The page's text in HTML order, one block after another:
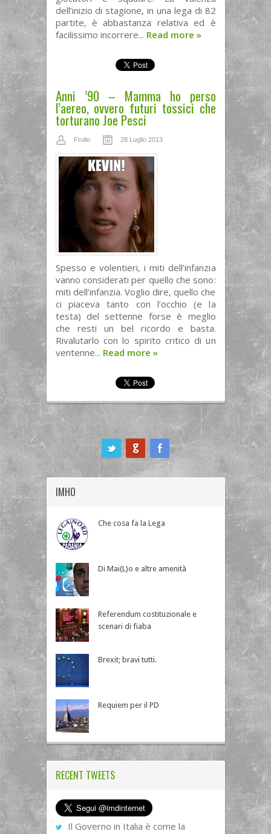
dell’inizio di stagione, in una lega di 82
partite, è abbastanza relativa ed è
facilissimo incorrere... Read more »
Anni ’90 – Mamma ho perso
l’aereo, ovvero futuri tossici che
torturano Joe Pesci
Frullo 28 Luglio 2013
Spesso e volentieri, i miti dell’infanzia
vanno considerati per quello che sono:
miti dell’infanzia. Voglio dire, quello che
ci piaceva tanto con l’occhio (e la
testa) del settenne forse è meglio
che resti un bel ricordo e basta.
Rivalutarlo con lo spirito critico di un
ventenne... Read more »
IMHO
Che cosa fa la Lega
Di Mai(L)o e altre amenità
Referendum costituzionale e
scenari di fiaba
Brexit; bravi tutti.
Requiem per il PD
RECENT TWEETS
Il Governo in Italia è come la